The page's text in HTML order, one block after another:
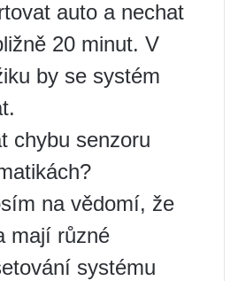
auto a nechat
20 minut. V
by se systém
chybu senzoru
na vědomí, že
mají různé
systému